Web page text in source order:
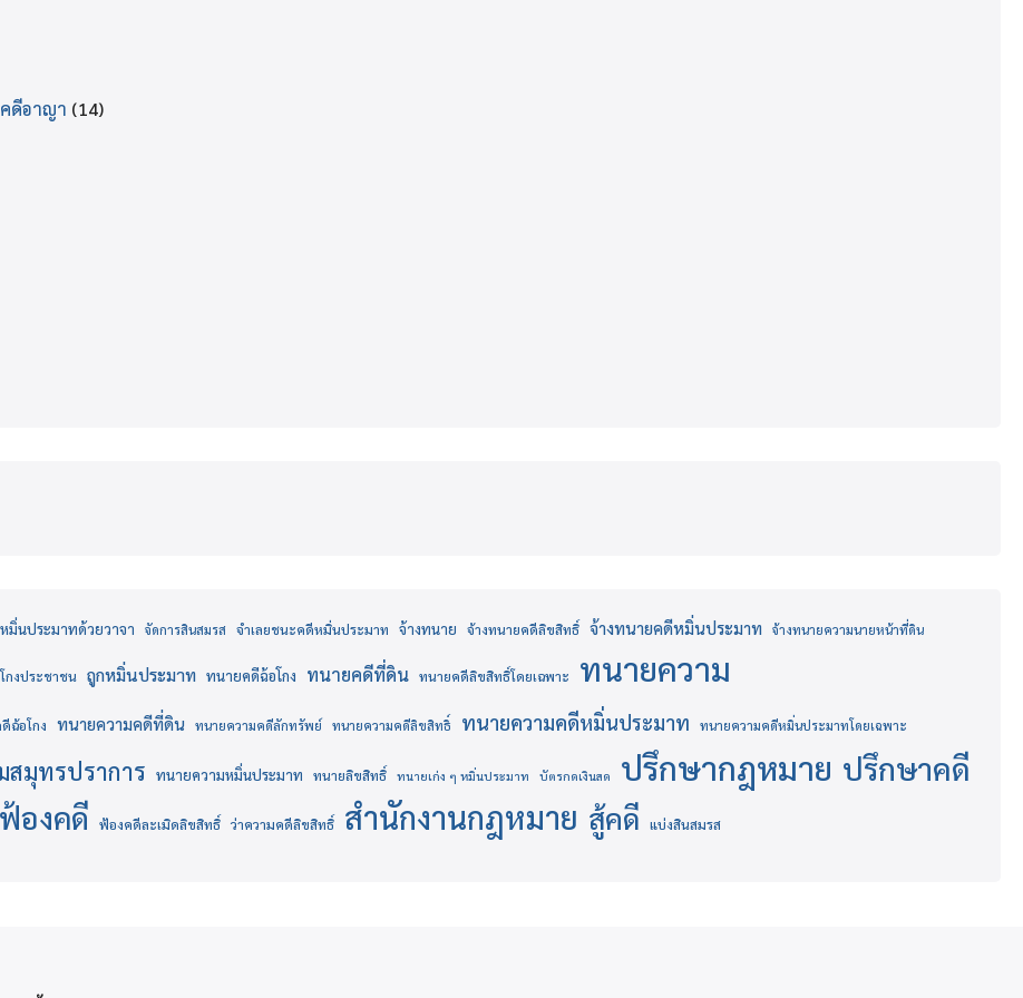
ดีอาญา (14)
มิ่นประมาทด้วยวาจา จัดการสินสมรส จำเลยชนะคดีหมิ่นประมาท จ้างทนาย จ้างทนายคดีลิขสิทธิ์ จ้างทนายคดีหมิ่นประมาท จ้างทนายความนายหน้าที่ดิน
กงประชาชน ถูกหมิ่นประมาท ทนายคดีฉ้อโกง ทนายคดีที่ดิน ทนายคดีลิขสิทธิ์โดยเฉพาะ ทนายความ
ฉ้อโกง ทนายความคดีที่ดิน ทนายความคดีลักทรัพย์ ทนายความคดีลิขสิทธิ์ ทนายความคดีหมิ่นประมาท ทนายความคดีหมิ่นประมาทโดยเฉพาะ
สมุทรปราการ ทนายความหมิ่นประมาท ทนายลิขสิทธิ์ ทนายเก่ง ๆ หมิ่นประมาท บัตรกดเงินสด ปรึกษากฎหมาย ปรึกษาคดี
ฟ้องคดี ฟ้องคดีละเมิดลิขสิทธิ์ ว่าความคดีลิขสิทธิ์ สำนักงานกฎหมาย สู้คดี แบ่งสินสมรส